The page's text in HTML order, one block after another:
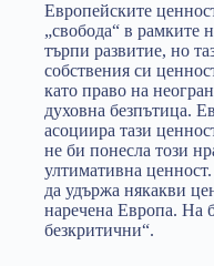
Европейските
„свобода“ в рамките
търпи развитие, но
собствения си
като право на
духовна безпътица.
асоциира тази
не би понесла този
ултимативна
да удържа някакви
наречена Европа. На
безкритични“.